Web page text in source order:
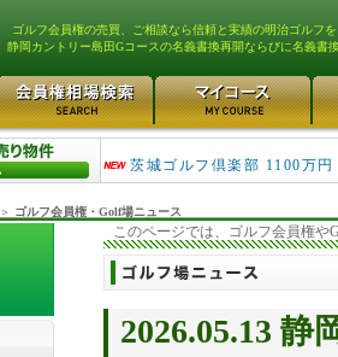
ゴルフ会員権の売買、ご相談なら信頼と実績の明治ゴルフ
静岡カントリー島田Gコースの名義書換再開ならびに名義書
大洗ゴルフ倶楽部 290万
茨城ゴルフ倶楽部 1100万円
＞ ゴルフ会員権・Golf場ニュース
このページでは、ゴルフ会員権や
2026.05.13